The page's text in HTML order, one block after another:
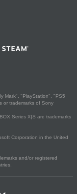
Mark", "PlayStation", "PS5
or trademarks of Sony
Series X|S are trademarks
Corporation in the United
and/or registered